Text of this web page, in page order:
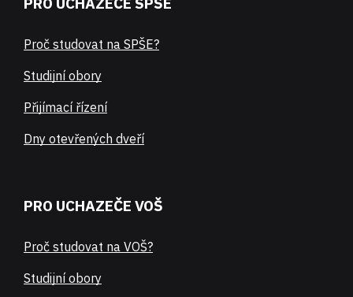
Proč studovat na SPŠE?
Studijní obory
Přijímací řízení
Dny otevřených dveří
PRO UCHAZEČE VOŠ
Proč studovat na VOŠ?
Studijní obory